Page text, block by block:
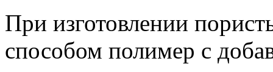
При изготовлении
способом полимер с